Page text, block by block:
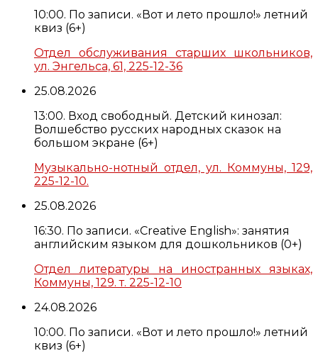
10:00. По записи. «Вот и лето прошло!» летний
квиз (6+)
Отдел обслуживания старших школьников,
ул. Энгельса, 61, 225-12-36
25.08.2026
13:00. Вход свободный. Детский кинозал:
Волшебство русских народных сказок на
большом экране (6+)
Музыкально-нотный отдел, ул. Коммуны, 129,
225-12-10.
25.08.2026
16:30. По записи. «Creative English»: занятия
английским языком для дошкольников (0+)
Отдел литературы на иностранных языках,
Коммуны, 129. т. 225-12-10
24.08.2026
10:00. По записи. «Вот и лето прошло!» летний
квиз (6+)